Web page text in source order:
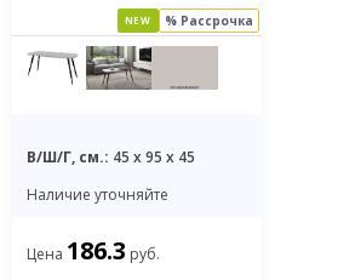
NEW % Рассрочка
В/Ш/Г, см.: 45 x 95 x 45
Наличие уточняйте
Цена 186.3 руб.